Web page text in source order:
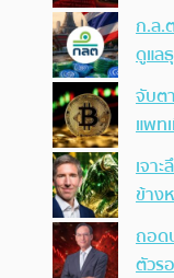
ก.ล.
ดูแล
จับต
แพท
เจา
ข้าง
ถอด
ตัวร